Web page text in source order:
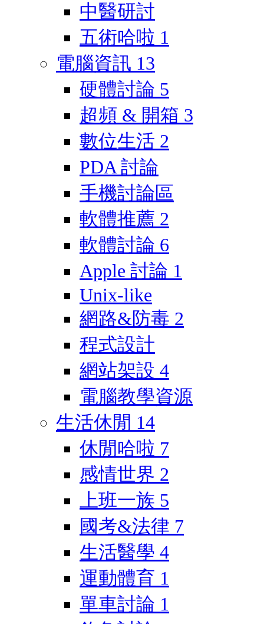
中醫研討
五術哈啦 1
電腦資訊 13
硬體討論 5
超頻 & 開箱 3
數位生活 2
PDA 討論
手機討論區
軟體推薦 2
軟體討論 6
Apple 討論 1
Unix-like
網路&防毒 2
程式設計
網站架設 4
電腦教學資源
生活休閒 14
休閒哈啦 7
感情世界 2
上班一族 5
國考&法律 7
生活醫學 4
運動體育 1
單車討論 1